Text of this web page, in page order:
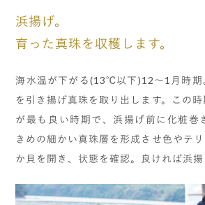
浜揚げ。
育った真珠を収穫します。
海水温が下がる(13℃以下)12～1月時期
を引き揚げ真珠を取り出します。この
が最も良い時期で、浜揚げ前に化粧巻
きめの細かい真珠層を形成させ色やテ
か貝を開き、状態を確認。良ければ浜揚